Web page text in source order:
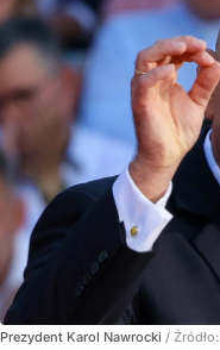
Prezydent Karol Nawrocki / Źródło: